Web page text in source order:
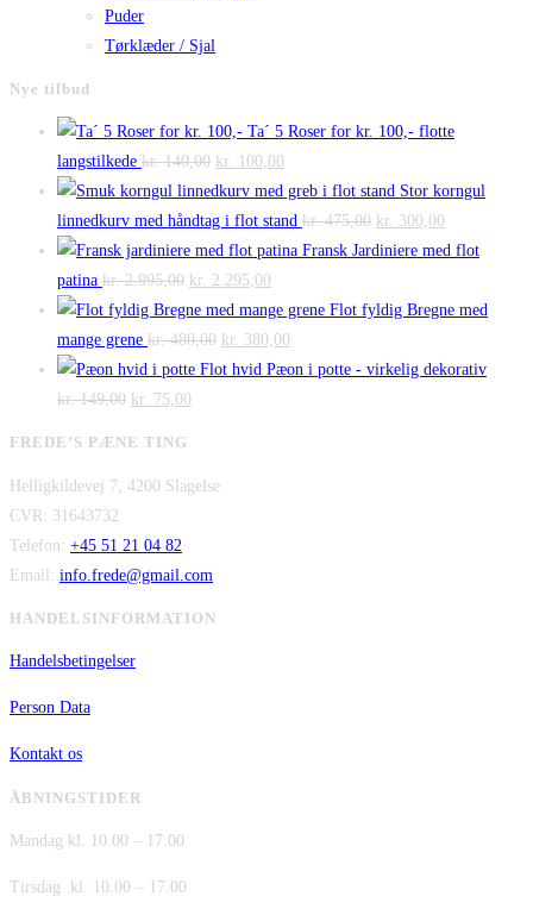
Puder
Tørklæder / Sjal
Nye tilbud
Ta´ 5 Roser for kr. 100,- flotte
langstilkede kr.140,00 Den
oprindelige
pris
var:
kr. 140,00.
kr. 100,00
aktuelle
pris
er:
Stor korngul
linnedkurv med håndtag i flot stand kr.475,00 Den
oprindelige
var:
kr. 300,00
aktuelle
er:
Fransk Jardiniere med flot
patina kr.2.995,00 Den
oprindelige
pris
var:
kr. 2.995,00.
kr. 2.295,00
aktuelle
pris
er:
Flot fyldig Bregne med
mange grene kr.480,00 Den
oprindelige
kr. 380,00
aktuelle
Flot hvid Pæon i potte - virkelig dekorativ
kr.149,00 Den
var:
kr. 75,00
er:
FREDE’S PÆNE TING
Helligkildevej 7, 4200 Slagelse
CVR: 31643732
Telefon: +45 51 21 04 82
Email: info.frede@gmail.com
HANDELSINFORMATION
Handelsbetingelser
Person Data
Kontakt os
ÅBNINGSTIDER
Mandag kl. 10.00 – 17.00
Tirsdag kl. 10.00 – 17.00